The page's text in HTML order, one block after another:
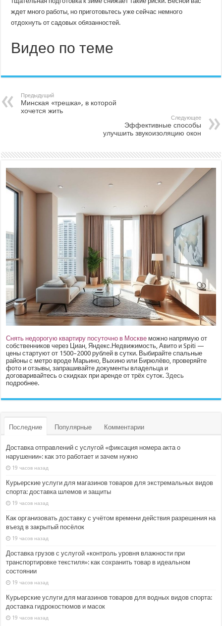
ждет много работы, но приготовьтесь уже сейчас немного
отдохнуть от садовых обязанностей.
Видео по теме
Предыдущий
Минская «трешка», в которой
хочется жить
Следующее
Эффективные способы
улучшить звукоизоляцию окон
Снять недорогую квартиру посуточно в Москве можно напрямую от
собственников через Циан, Яндекс.Недвижимость, Авито и Spiti —
цены стартуют от 1500–2000 рублей в сутки. Выбирайте спальные
районы с метро вроде Марьино, Выхино или Бирюлёво, проверяйте
фото и отзывы, запрашивайте документы владельца и
договаривайтесь о скидках при аренде от трёх суток.Здесь
подробнее.
Последние Популярные Комментарии
Доставка отправлений с услугой «фиксация номера акта о
нарушении»: как это работает и зачем нужно
19 часов назад
Курьерские услуги для магазинов товаров для экстремальных видов
спорта: доставка шлемов и защиты
19 часов назад
Как организовать доставку с учётом времени действия разрешения на
въезд в закрытый посёлок
19 часов назад
Доставка грузов с услугой «контроль уровня влажности при
транспортировке текстиля»: как сохранить товар в идеальном
состоянии
19 часов назад
Курьерские услуги для магазинов товаров для водных видов спорта:
доставка гидрокостюмов и масок
19 часов назад